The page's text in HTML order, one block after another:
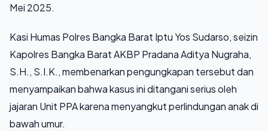
Mei 2025.
Kasi Humas Polres Bangka Barat Iptu Yos Sudarso, seizin
Kapolres Bangka Barat AKBP Pradana Aditya Nugraha,
S.H., S.I.K., membenarkan pengungkapan tersebut dan
menyampaikan bahwa kasus ini ditangani serius oleh
jajaran Unit PPA karena menyangkut perlindungan anak di
bawah umur.